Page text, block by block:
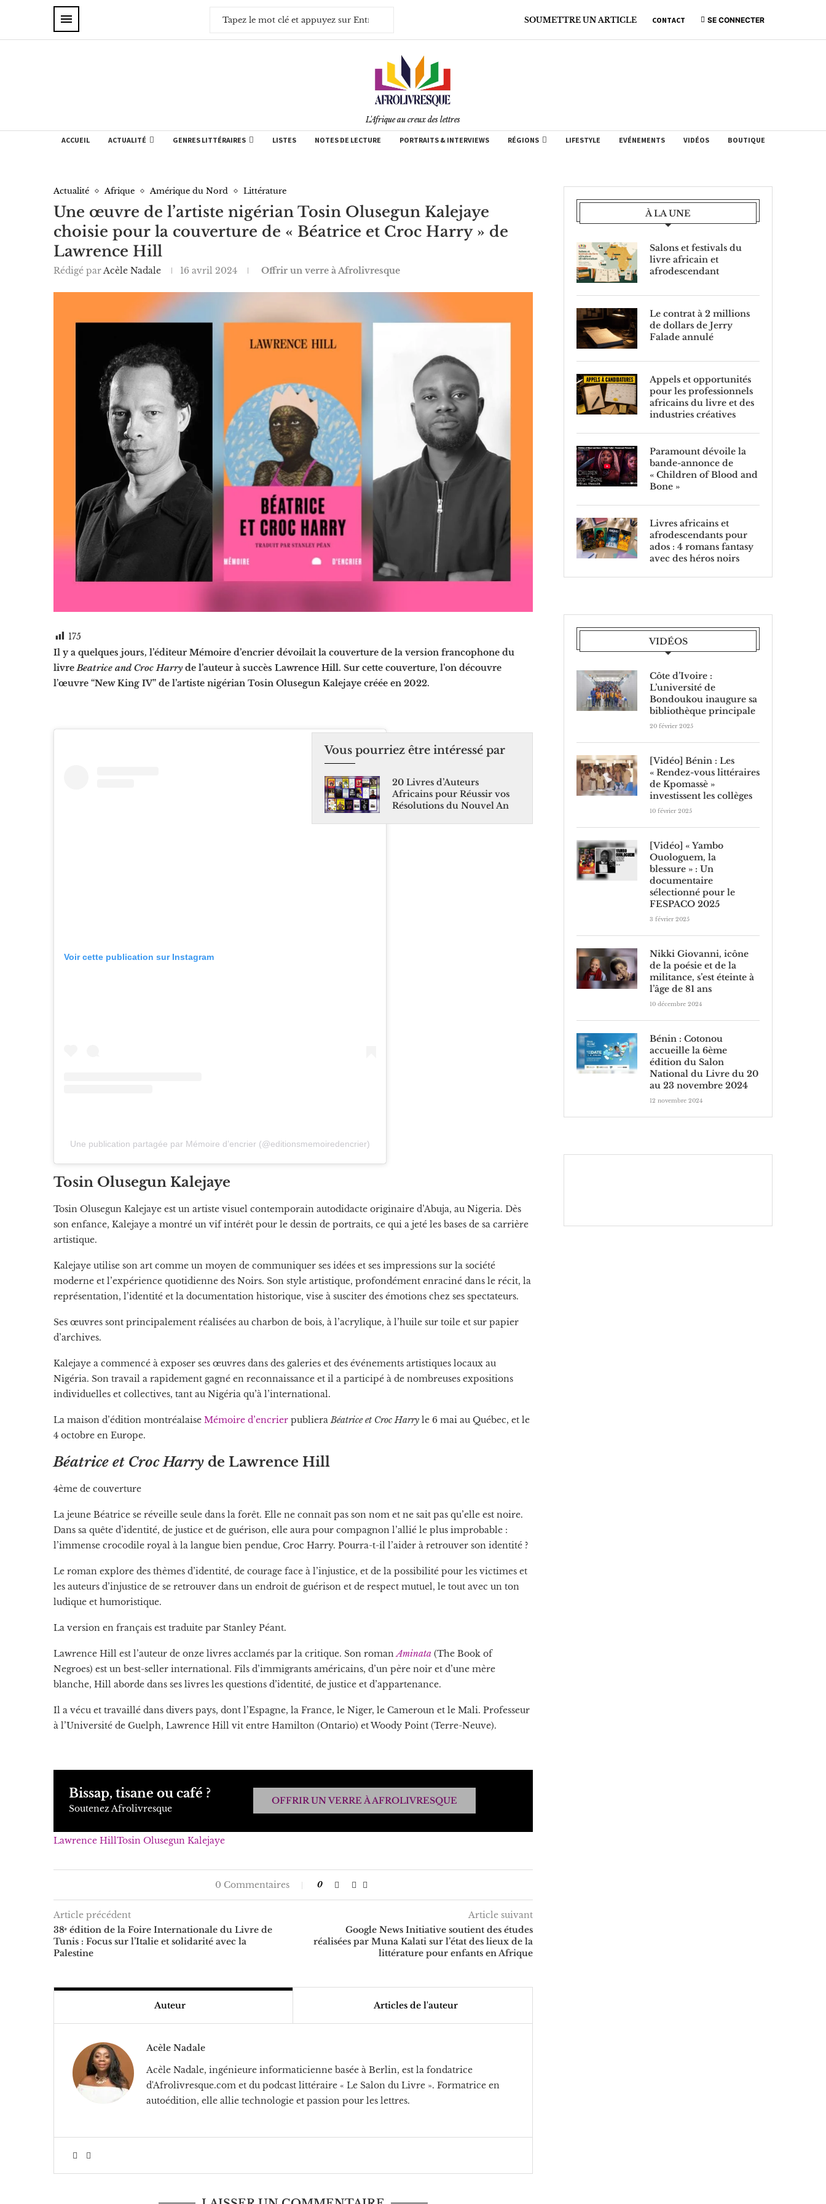
SOUMETTRE UN ARTICLE CONTACT SE CONNECTER
L'Afrique au creux des lettres
ACCUEIL ACTUALITÉ GENRES LITTÉRAIRES LISTES NOTES DE LECTURE PORTRAITS & INTERVIEWS RÉGIONS LIFESTYLE EVÉNEMENTS VIDÉOS BOUTIQUE
Actualité Afrique Amérique du Nord Littérature
Une œuvre de l’artiste nigérian Tosin Olusegun Kalejaye
choisie pour la couverture de « Béatrice et Croc Harry » de
Lawrence Hill
Rédigé parAcèle Nadale 16 avril 2024 Offrir un verre à Afrolivresque
175
Il y a quelques jours, l’éditeur Mémoire d’encrier dévoilait la couverture de la version francophone du
livreBeatrice and Croc Harryde l’auteur à succès Lawrence Hill. Sur cette couverture, l’on découvre
l’œuvre “New King IV” de l’artiste nigérian Tosin Olusegun Kalejaye créée en 2022.
Vous pourriez être intéressé par
20 Livres d’Auteurs
Africains pour Réussir vos
Résolutions du Nouvel An
Voir cette publication sur Instagram
Une publication partagée par Mémoire d’encrier (@editionsmemoiredencrier)
Tosin Olusegun Kalejaye
Tosin Olusegun Kalejaye est un artiste visuel contemporain autodidacte originaire d’Abuja, au Nigeria. Dès
son enfance, Kalejaye a montré un vif intérêt pour le dessin de portraits, ce qui a jeté les bases de sa carrière
artistique.
Kalejaye utilise son art comme un moyen de communiquer ses idées et ses impressions sur la société
moderne et l’expérience quotidienne des Noirs. Son style artistique, profondément enraciné dans le récit, la
représentation, l’identité et la documentation historique, vise à susciter des émotions chez ses spectateurs.
Ses œuvres sont principalement réalisées au charbon de bois, à l’acrylique, à l’huile sur toile et sur papier
d’archives.
Kalejaye a commencé à exposer ses œuvres dans des galeries et des événements artistiques locaux au
Nigéria. Son travail a rapidement gagné en reconnaissance et il a participé à de nombreuses expositions
individuelles et collectives, tant au Nigéria qu’à l’international.
La maison d’édition montréalaise Mémoire d’encrier publiera Béatrice et Croc Harry le 6 mai au Québec, et le
4 octobre en Europe.
Béatrice et Croc Harry de Lawrence Hill
4ème de couverture
La jeune Béatrice se réveille seule dans la forêt. Elle ne connaît pas son nom et ne sait pas qu’elle est noire.
Dans sa quête d’identité, de justice et de guérison, elle aura pour compagnon l’allié le plus improbable :
l’immense crocodile royal à la langue bien pendue, Croc Harry. Pourra-t-il l’aider à retrouver son identité ?
Le roman explore des thèmes d’identité, de courage face à l’injustice, et de la possibilité pour les victimes et
les auteurs d’injustice de se retrouver dans un endroit de guérison et de respect mutuel, le tout avec un ton
ludique et humoristique.
La version en français est traduite par Stanley Péant.
Lawrence Hill est l’auteur de onze livres acclamés par la critique. Son roman Aminata (The Book of
Negroes) est un best-seller international. Fils d’immigrants américains, d’un père noir et d’une mère
blanche, Hill aborde dans ses livres les questions d’identité, de justice et d’appartenance.
Il a vécu et travaillé dans divers pays, dont l’Espagne, la France, le Niger, le Cameroun et le Mali. Professeur
à l’Université de Guelph, Lawrence Hill vit entre Hamilton (Ontario) et Woody Point (Terre-Neuve).
Bissap, tisane ou café ?
Soutenez Afrolivresque
OFFRIR UN VERRE À AFROLIVRESQUE
Lawrence HillTosin Olusegun Kalejaye
0 Commentaires 0
Article précédent
38ᵉ édition de la Foire Internationale du Livre de
Tunis : Focus sur l’Italie et solidarité avec la
Palestine
Article suivant
Google News Initiative soutient des études
réalisées par Muna Kalati sur l’état des lieux de la
littérature pour enfants en Afrique
Auteur Articles de l'auteur
Acèle Nadale
Acèle Nadale, ingénieure informaticienne basée à Berlin, est la fondatrice
d'Afrolivresque.com et du podcast littéraire « Le Salon du Livre ». Formatrice en
autoédition, elle allie technologie et passion pour les lettres.
À LA UNE
Salons et festivals du
livre africain et
afrodescendant
Le contrat à 2 millions
de dollars de Jerry
Falade annulé
Appels et opportunités
pour les professionnels
africains du livre et des
industries créatives
Paramount dévoile la
bande-annonce de
« Children of Blood and
Bone »
Livres africains et
afrodescendants pour
ados : 4 romans fantasy
avec des héros noirs
VIDÉOS
Côte d’Ivoire :
L’université de
Bondoukou inaugure sa
bibliothèque principale
20 février 2025
[Vidéo] Bénin : Les
« Rendez-vous littéraires
de Kpomassè »
investissent les collèges
10 février 2025
[Vidéo] « Yambo
Ouologuem, la
blessure » : Un
documentaire
sélectionné pour le
FESPACO 2025
3 février 2025
Nikki Giovanni, icône
de la poésie et de la
militance, s’est éteinte à
l’âge de 81 ans
10 décembre 2024
Bénin : Cotonou
accueille la 6ème
édition du Salon
National du Livre du 20
au 23 novembre 2024
12 novembre 2024